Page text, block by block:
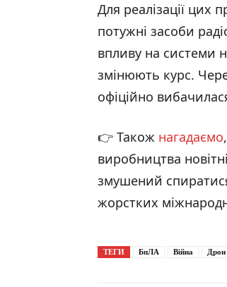
Для реалізації цих
потужні засоби
впливу на системи
змінюють курс.
офіційно
👉 Також нагадаємо
виробництва
змушений
жорстких
ТЕГИ БпЛА Війна Дрон